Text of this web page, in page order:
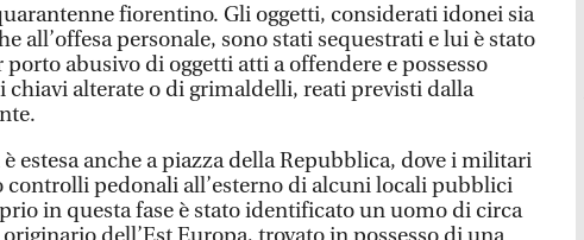
fiorentino. Gli oggetti, considerati idonei sia
all’offesa personale, sono stati sequestrati e lui è stato
abusivo di oggetti atti a offendere e possesso
chiavi alterate o di grimaldelli, reati previsti dalla
è estesa anche a piazza della Repubblica, dove i militari
controlli pedonali all’esterno di alcuni locali pubblici
in questa fase è stato identificato un uomo di circa